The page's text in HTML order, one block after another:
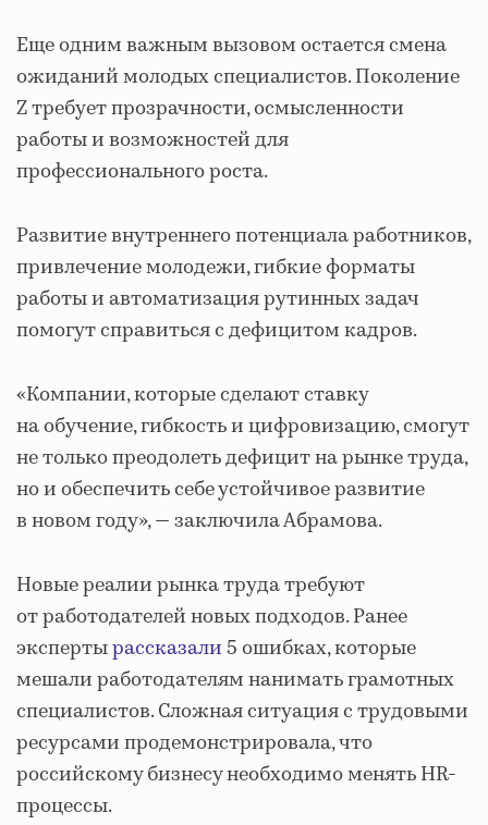
Еще одним важным вызовом остается смена
ожиданий молодых специалистов. Поколение
Z требует прозрачности, осмысленности
работы и возможностей для
профессионального роста.
Развитие внутреннего потенциала работников,
привлечение молодежи, гибкие форматы
работы и автоматизация рутинных задач
помогут справиться с дефицитом кадров.
«Компании, которые сделают ставку
на обучение, гибкость и цифровизацию, смогут
не только преодолеть дефицит на рынке труда,
но и обеспечить себе устойчивое развитие
в новом году», — заключила Абрамова.
Новые реалии рынка труда требуют
от работодателей новых подходов. Ранее
экспертырассказали5 ошибках, которые
мешали работодателям нанимать грамотных
специалистов. Сложная ситуация с трудовыми
ресурсами продемонстрировала, что
российскому бизнесу необходимо менять HR-
процессы.